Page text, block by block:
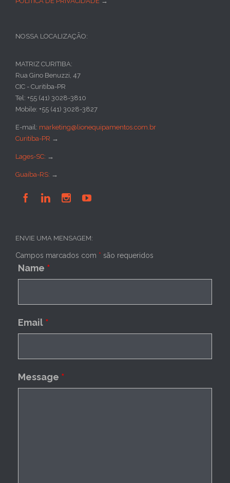
NOSSA LOCALIZAÇÃO:
MATRIZ CURITIBA:
Rua Gino Benuzzi, 47
CIC - Curitiba-PR
Tel: +55 (41) 3028-3810
Mobile: +55 (41) 3028-3827
E-mail: marketing@lionequipamentos.com.br
Curitiba-PR →
Lages-SC: →
Guaíba-RS: →
   
ENVIE UMA MENSAGEM:
Campos marcados com * são requeridos
Name *
Email *
Message *